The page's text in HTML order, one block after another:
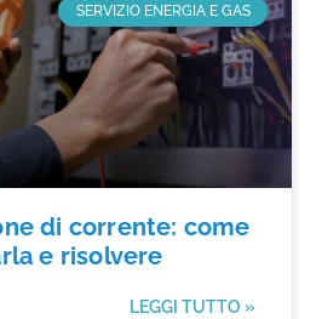
SERVIZIO ENERGIA E GAS
di corrente: come
e risolvere
LEGGI TUTTO »